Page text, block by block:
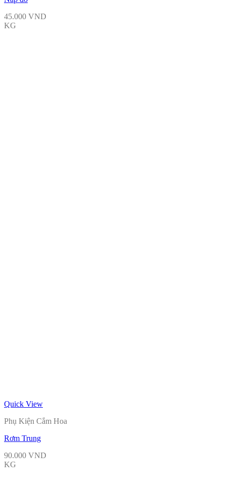
45.000 VND
KG
Quick View
Phụ Kiện Cắm Hoa
Rơm Trung
90.000 VND
KG